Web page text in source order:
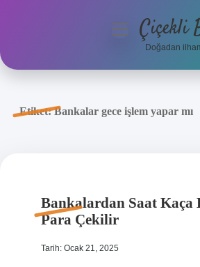
Anasayfa
menüyüÇiçekli
Doğadan
Etiket:Bankalar gece işlem yapar mı
Bankalardan Saat Kaça
Para Çekilir
Tarih: Ocak 21, 2025